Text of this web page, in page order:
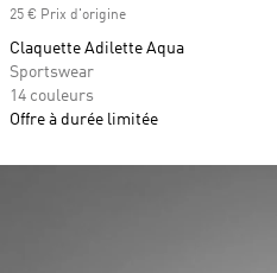
25 € Prix d'origine
Claquette Adilette Aqua
Sportswear
14 couleurs
Offre à durée limitée